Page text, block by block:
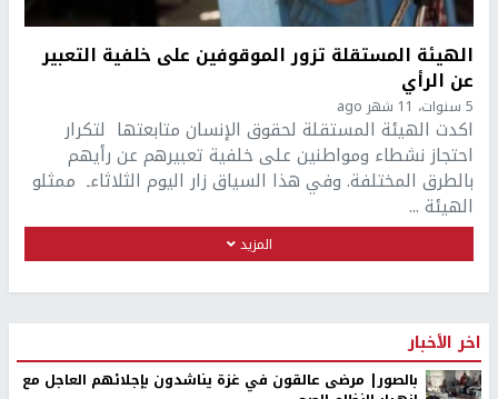
الهيئة المستقلة تزور الموقوفين على خلفية التعبير
عن الرأي
5 سنوات، 11 شهر ago
اكدت الهيئة المستقلة لحقوق الإنسان متابعتها لتكرار
احتجاز نشطاء ومواطنين على خلفية تعبيرهم عن رأيهم
بالطرق المختلفة. وفي هذا السياق زار اليوم الثلاثاءـ ممثلو
الهيئة ...
المزيد
اخر الأخبار
بالصور| مرضى عالقون في غزة يناشدون بإجلائهم العاجل مع